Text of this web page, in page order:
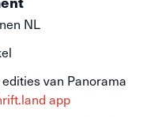
NL
van Panorama
app